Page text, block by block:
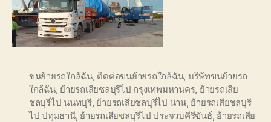
ขนย้ายรถใกล้ฉัน, ติดต่อขนย้ายรถใกล้ฉัน, บริษัทขนย้ายรถ
ใกล้ฉัน, ย้ายรถเสียชลบุรีไป กรุงเทพมหานคร, ย้ายรถเสีย
ชลบุรีไป นนทบุรี, ย้ายรถเสียชลบุรีไป น่าน, ย้ายรถเสียชลบุรี
ไป ปทุมธานี, ย้ายรถเสียชลบุรีไป ประจวบคีรีขันธ์, ย้ายรถเสีย